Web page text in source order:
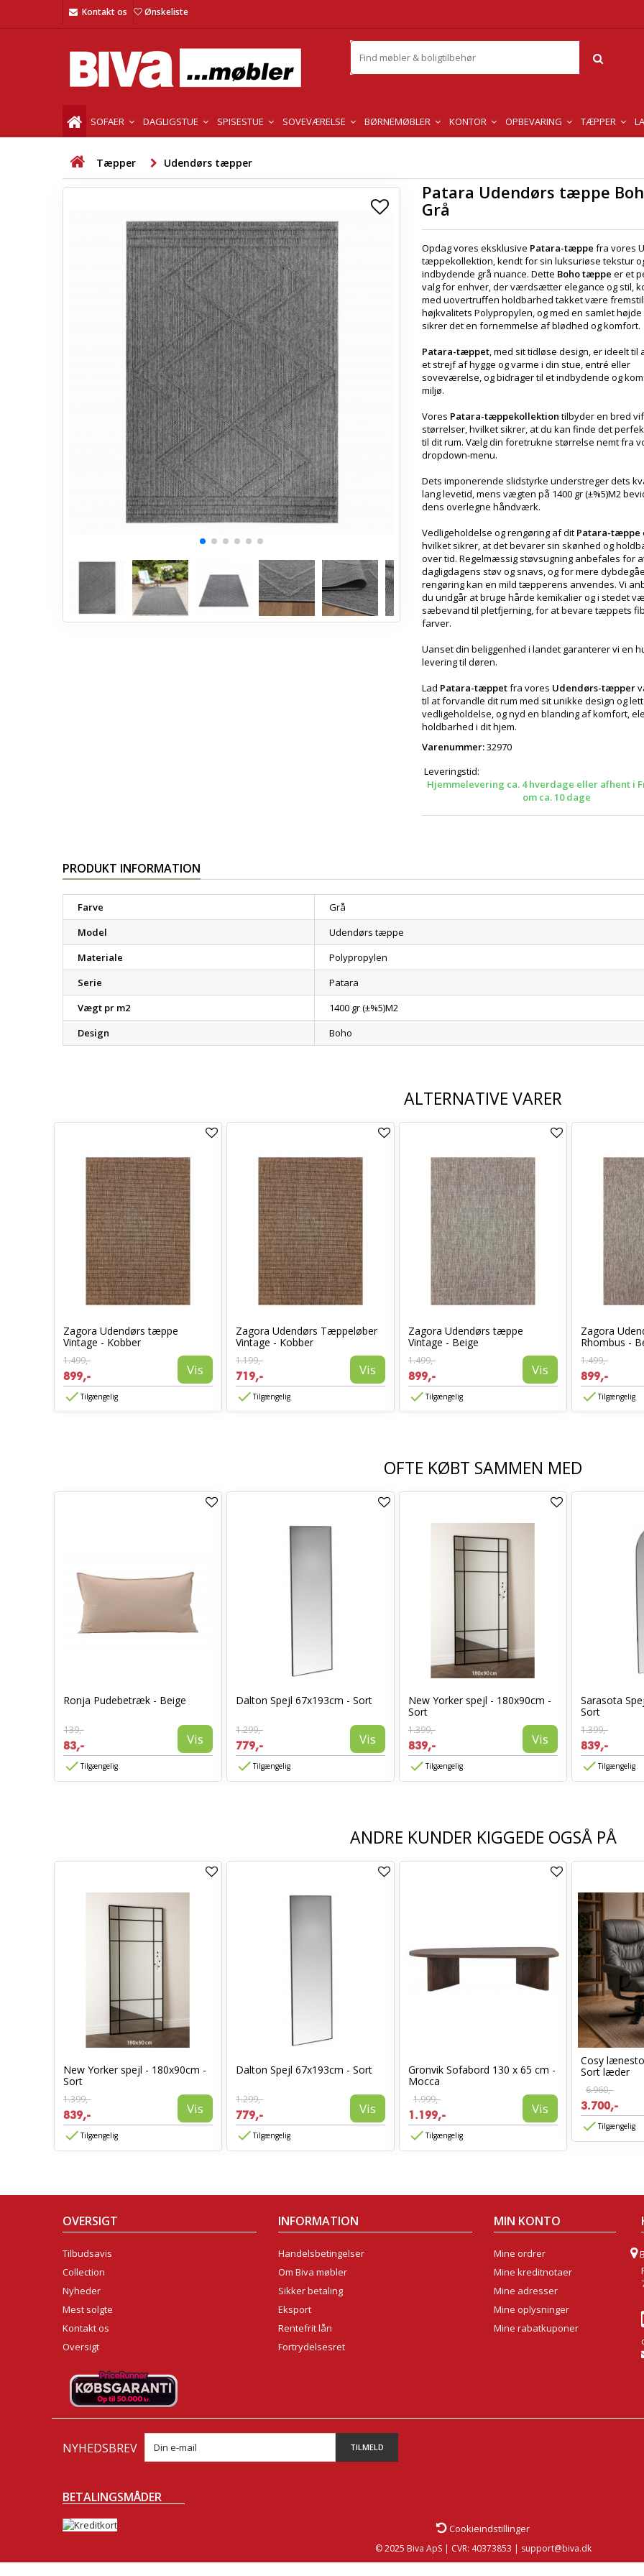
Kontakt os Ønskeliste
SOFAER DAGLIGSTUE SPISESTUE SOVEVÆRELSE BØRNEMØBLER KONTOR OPBEVARING TÆPPER
Tæpper Udendørs tæpper
Patara Udendørs tæppe
Grå
Opdag vores eksklusive Patara-tæppe fra vores
tæppekollektion, kendt for sin luksuriøse tekstur
indbydende grå nuance. Dette Boho tæppe er et
valg for enhver, der værdsætter elegance og stil,
med uovertruffen holdbarhed takket være
højkvalitets Polypropylen, og med en samlet højde
sikrer det en fornemmelse af blødhed og komfort.
Patara-tæppet, med sit tidløse design, er ideelt til
et strejf af hygge og varme i din stue, entré eller
soveværelse, og bidrager til et indbydende og
miljø.
Vores Patara-tæppekollektion tilbyder en bred
størrelser, hvilket sikrer, at du kan finde det
til dit rum. Vælg din foretrukne størrelse nemt fra
dropdown-menu.
Dets imponerende slidstyrke understreger dets
lang levetid, mens vægten på 1400 gr (±%5)M2
dens overlegne håndværk.
Vedligeholdelse og rengøring af dit Patara-tæppe
hvilket sikrer, at det bevarer sin skønhed og
over tid. Regelmæssig støvsugning anbefales for
dagligdagens støv og snavs, og for mere
rengøring kan en mild tæpperens anvendes. Vi
du undgår at bruge hårde kemikalier og i stedet
sæbevand til pletfjerning, for at bevare tæppets
farver.
Uanset din beliggenhed i landet garanterer vi en
levering til døren.
Lad Patara-tæppetfra vores Udendørs-tæpper
til at forvandle dit rum med sit unikke design og
vedligeholdelse, og nyd en blanding af komfort,
holdbarhed i dit hjem.
Varenummer:32970
Leveringstid:
Hjemmelevering ca. 4 hverdage eller afhent i
om ca. 10 dage
PRODUKT INFORMATION
Farve
Grå
Model
Udendørs tæppe
Materiale
Polypropylen
Serie
Patara
Vægt pr m2
1400 gr (±%5)M2
Design
Boho
ALTERNATIVE VARER
Zagora Udendørs tæppe
Vintage - Kobber
1.499,-
899,- Vis
Tilgængelig
Zagora Udendørs Tæppeløber
Vintage - Kobber
1.199,-
719,- Vis
Tilgængelig
Zagora Udendørs tæppe
Vintage - Beige
1.499,-
899,- Vis
Tilgængelig
Zagora
Rhombus -
1.499,-
899,-
Tilgængelig
OFTE KØBT SAMMEN MED
Ronja Pudebetræk - Beige
139,-
83,- Vis
Tilgængelig
Dalton Spejl 67x193cm - Sort
1.299,-
779,- Vis
Tilgængelig
New Yorker spejl - 180x90cm -
Sort
1.399,-
839,- Vis
Tilgængelig
Sarasota
Sort
1.399,-
839,-
Tilgængelig
ANDRE KUNDER KIGGEDE OGSÅ PÅ
New Yorker spejl - 180x90cm -
Sort
1.399,-
839,- Vis
Tilgængelig
Dalton Spejl 67x193cm - Sort
1.299,-
779,- Vis
Tilgængelig
Gronvik Sofabord 130 x 65 cm -
Mocca
1.999,-
1.199,- Vis
Tilgængelig
Cosy
Sort læder
6.960,-
3.700,-
Tilgængelig
OVERSIGT
Tilbudsavis
Collection
Nyheder
Mest solgte
Kontakt os
Oversigt
INFORMATION
Handelsbetingelser
Om Biva møbler
Sikker betaling
Eksport
Rentefrit lån
Fortrydelsesret
Cookieindstillinger
© 2025 Biva ApS | CVR: 40373853 | support@biva.dk
MIN KONTO
Mine ordrer
Mine kreditnotaer
Mine adresser
Mine oplysninger
Mine rabatkuponer
NYHEDSBREV TILMELD
BETALINGSMÅDER